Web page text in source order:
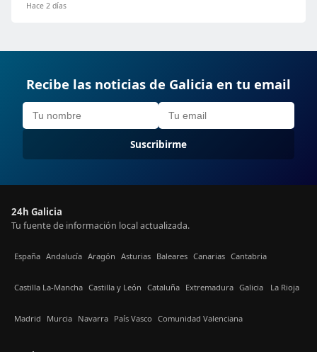
Hace 2 días
Recibe las noticias de Galicia en tu email
Suscribirme
24h Galicia
Tu fuente de información local actualizada.
España Andalucía Aragón Asturias Baleares Canarias Cantabria
Castilla La-Mancha Castilla y León Cataluña Extremadura Galicia La Rioja
Madrid Murcia Navarra País Vasco Comunidad Valenciana